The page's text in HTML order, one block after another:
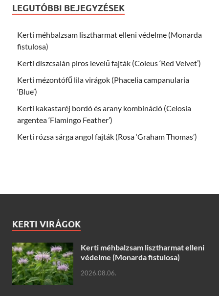
LEGUTÓBBI BEJEGYZÉSEK
Kerti méhbalzsam lisztharmat elleni védelme (Monarda
fistulosa)
Kerti díszcsalán piros levelű fajták (Coleus ‘Red Velvet’)
Kerti mézontófű lila virágok (Phacelia campanularia
‘Blue’)
Kerti kakastaréj bordó és arany kombináció (Celosia
argentea ‘Flamingo Feather’)
Kerti rózsa sárga angol fajták (Rosa ‘Graham Thomas’)
KERTI VIRÁGOK
Kerti méhbalzsam lisztharmat elleni
védelme (Monarda fistulosa)
2026.08.06.